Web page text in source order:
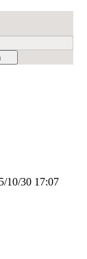
10/30 17:07